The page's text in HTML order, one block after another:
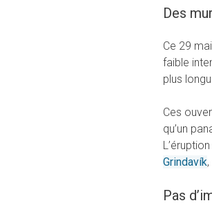
Des
Ce 29
faible
plus
Ces
qu’un
Grindavík
Pas